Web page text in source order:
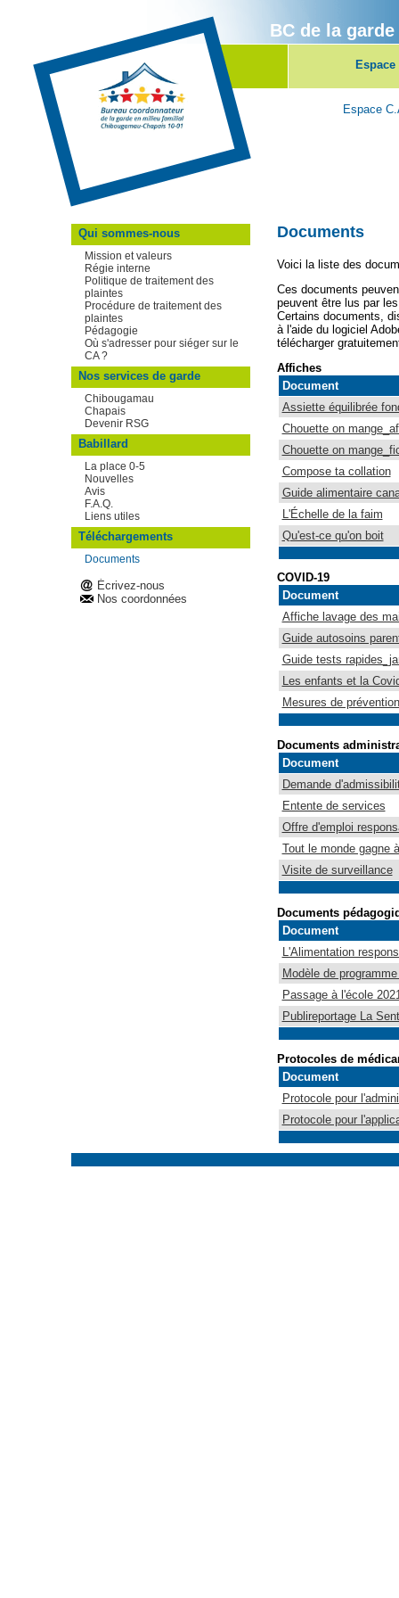
BC de la
Espace
Qui sommes-nous
Mission et valeurs
Régie interne
Politique de traitement des
plaintes
Procédure de traitement des
plaintes
Pédagogie
Où s'adresser pour siéger sur le
CA ?
Nos services de garde
Chibougamau
Chapais
Devenir RSG
Babillard
La place 0-5
Nouvelles
Avis
F.A.Q.
Liens utiles
Téléchargements
Documents
Écrivez-nous
Nos coordonnées
Documents
Voici la liste des
Ces documents
peuvent être lus par
Certains documents,
à l'aide du logiciel
télécharger
Affiches
Document
Assiette équilibrée
Chouette on
Chouette on
Compose ta collation
Guide alimentaire
L'Échelle de la faim
Qu'est-ce qu'on boit
COVID-19
Document
Affiche lavage des
Guide autosoins
Guide tests
Les enfants et la
Mesures de
Documents
Document
Demande
Entente de services
Offre d'emploi
Tout le monde gagne
Visite de surveillance
Documents
Document
L'Alimentation
Modèle de
Passage à l'école
Publireportage La
Protocoles de
Document
Protocole pour
Protocole pour